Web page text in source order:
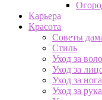
Карьера
Красота
Советы
Стиль
Уход за
Уход за
Уход за
Уход за